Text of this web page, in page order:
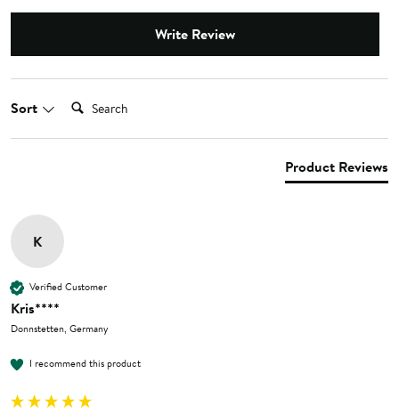
Write Review
Sort Search:
Product Reviews
K
Verified Customer
Kris****
Donnstetten, Germany
I recommend this product